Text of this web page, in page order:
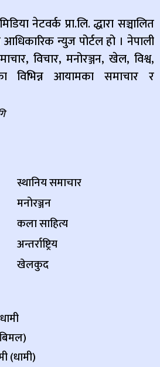
नेटवर्क प्रा.लि. द्धारा सञ्चालित
न्युज पोर्टल हो । नेपाली
विचार, मनोरञ्जन, खेल, विश्व,
विभिन्न आयामका समाचार र
स्थानिय समाचार
मनोरञ्जन
कला साहित्य
अन्तर्राष्ट्रिय
खेलकुद
(धामी)